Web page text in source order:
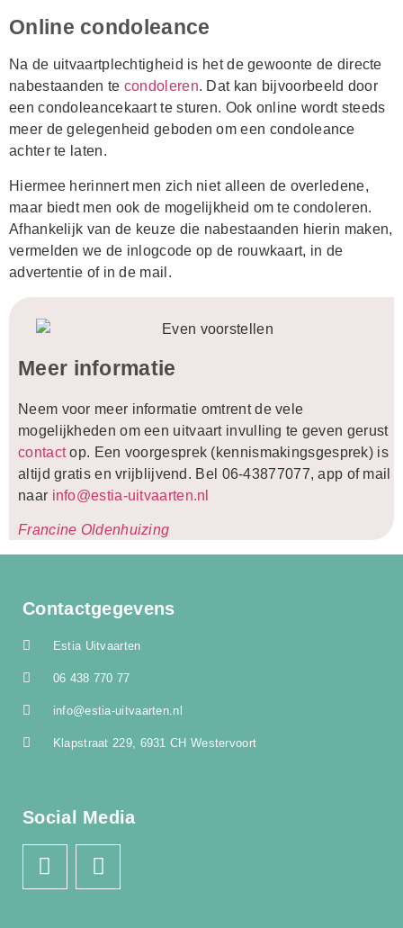
Online condoleance
Na de uitvaartplechtigheid is het de gewoonte de directe
nabestaanden te condoleren. Dat kan bijvoorbeeld door
een condoleancekaart te sturen. Ook online wordt steeds
meer de gelegenheid geboden om een condoleance
achter te laten.
Hiermee herinnert men zich niet alleen de overledene,
maar biedt men ook de mogelijkheid om te condoleren.
Afhankelijk van de keuze die nabestaanden hierin maken,
vermelden we de inlogcode op de rouwkaart, in de
advertentie of in de mail.
Meer informatie
Neem voor meer informatie omtrent de vele
mogelijkheden om een uitvaart invulling te geven gerust
contactop. Een voorgesprek (kennismakingsgesprek) is
altijd gratis en vrijblijvend. Bel 06-43877077, app of mail
naar info@estia-uitvaarten.nl
Francine Oldenhuizing
Contactgegevens
Estia Uitvaarten
06 438 770 77
info@estia-uitvaarten.nl
Klapstraat 229, 6931 CH Westervoort
Social Media